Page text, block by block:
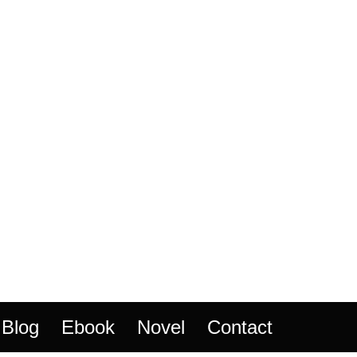
Blog Ebook Novel Contact